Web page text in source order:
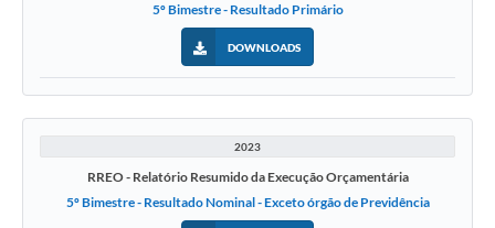
5º Bimestre - Resultado Primário
DOWNLOADS
2023
RREO - Relatório Resumido da Execução Orçamentária
5º Bimestre - Resultado Nominal - Exceto órgão de Previdência